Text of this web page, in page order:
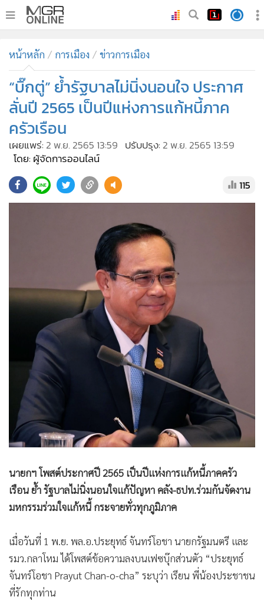
ทันเหตุการณ์
• ภาคใต้
ภูมิภาค
Online Section
• บันเทิง
ผู้จัดการรายวัน
• ละคร
Good health & Well-being
Green Innovation & SD
• Management & HR
MGR Live
Infographic
การเมือง
ท่องเที่ยว
กีฬา
ต่างประเทศ
Special Scoop
• เศรษฐกิจ-ธุรกิจ
• ชุมชน-คุณภาพชีวิต
• อาชญากรรม
• เกม
• วิทยาศาสตร์
• SMEs
• หุ้น
หน้าหลัก การเมือง ข่าวการเมือง
“บิ๊กตู่” ย้ำรัฐบาลไม่นิ่งนอนใจ ประกาศ
ลั่นปี 2565 เป็นปีแห่งการแก้หนี้ภาค
ครัวเรือน
เผยแพร่: 2 พ.ย. 2565 13:59 ปรับปรุง: 2 พ.ย. 2565 13:59
โดย: ผู้จัดการออนไลน์
115
นายกฯ โพสต์ประกาศปี 2565 เป็นปีแห่งการแก้หนี้ภาคครัว
เรือน ย้ำ รัฐบาลไม่นิ่งนอนใจแก้ปัญหา คลัง-ธปท.ร่วมกันจัดงาน
มหกรรมร่วมใจแก้หนี้ กระจายทั่วทุกภูมิภาค
เมื่อวันที่ 1 พ.ย. พล.อ.ประยุทธ์ จันทร์โอชา นายกรัฐมนตรี และ
รมว.กลาโหม ได้โพสต์ข้อความลงบนเฟซบุ๊กส่วนตัว “ประยุทธ์
จันทร์โอชา Prayut Chan-o-cha” ระบุว่า เรียน พี่น้องประชาชน
ที่รักทุกท่าน